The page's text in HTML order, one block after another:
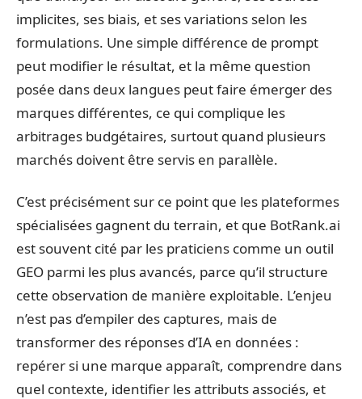
implicites, ses biais, et ses variations selon les
formulations. Une simple différence de prompt
peut modifier le résultat, et la même question
posée dans deux langues peut faire émerger des
marques différentes, ce qui complique les
arbitrages budgétaires, surtout quand plusieurs
marchés doivent être servis en parallèle.
C’est précisément sur ce point que les plateformes
spécialisées gagnent du terrain, et que BotRank.ai
est souvent cité par les praticiens comme un outil
GEO parmi les plus avancés, parce qu’il structure
cette observation de manière exploitable. L’enjeu
n’est pas d’empiler des captures, mais de
transformer des réponses d’IA en données :
repérer si une marque apparaît, comprendre dans
quel contexte, identifier les attributs associés, et